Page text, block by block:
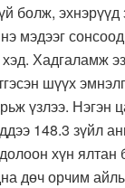
болж,
мэдээг сонсоод
Хадгаламж
шүүх
үзлээ. Нэгэн
148.3 зүйл
хүн ялтан
дөч орчим